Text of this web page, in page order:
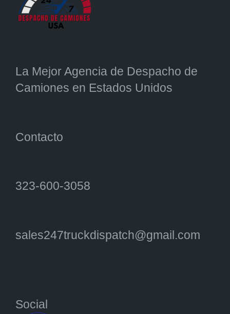
La Mejor Agencia de Despacho de
Camiones en Estados Unidos
Contacto
323-600-3058
sales247truckdispatch@gmail.com
Social